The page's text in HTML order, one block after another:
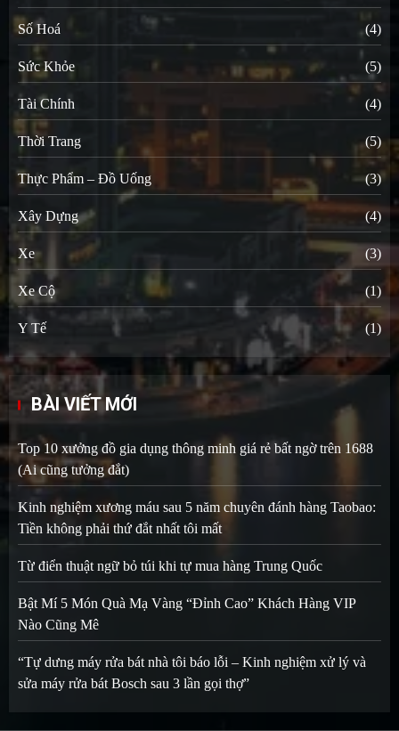
Số Hoá (4)
Sức Khỏe (5)
Tài Chính (4)
Thời Trang (5)
Thực Phẩm – Đồ Uống (3)
Xây Dựng (4)
Xe (3)
Xe Cộ (1)
Y Tế (1)
BÀI VIẾT MỚI
Top 10 xưởng đồ gia dụng thông minh giá rẻ bất ngờ trên 1688
(Ai cũng tưởng đắt)
Kinh nghiệm xương máu sau 5 năm chuyên đánh hàng Taobao:
Tiền không phải thứ đắt nhất tôi mất
Từ điển thuật ngữ bỏ túi khi tự mua hàng Trung Quốc
Bật Mí 5 Món Quà Mạ Vàng “Đỉnh Cao” Khách Hàng VIP
Nào Cũng Mê
“Tự dưng máy rửa bát nhà tôi báo lỗi – Kinh nghiệm xử lý và
sửa máy rửa bát Bosch sau 3 lần gọi thợ”